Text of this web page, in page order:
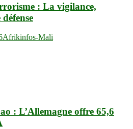
: La vigilance,
Afrikinfos-Mali
: L’Allemagne offre 65,6